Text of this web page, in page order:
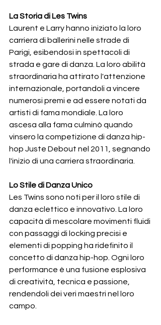
La Storia di Les Twins
Laurent e Larry hanno iniziato la loro
carriera di ballerini nelle strade di
Parigi, esibendosi in spettacoli di
strada e gare di danza. La loro abilità
straordinaria ha attirato l'attenzione
internazionale, portandoli a vincere
numerosi premi e ad essere notati da
artisti di fama mondiale. La loro
ascesa alla fama culminò quando
vinsero la competizione di danza hip-
hop Juste Debout nel 2011, segnando
l'inizio di una carriera straordinaria.
Lo Stile di Danza Unico
Les Twins sono noti per il loro stile di
danza eclettico e innovativo. La loro
capacità di mescolare movimenti fluidi
con passaggi di locking precisi e
elementi di popping ha ridefinito il
concetto di danza hip-hop. Ogni loro
performance è una fusione esplosiva
di creatività, tecnica e passione,
rendendoli dei veri maestri nel loro
campo.